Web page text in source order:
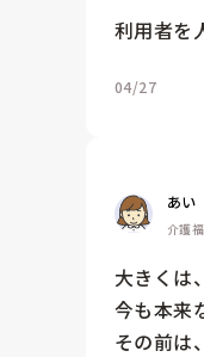
利用者を
04/27
あい
介護
大きくは
今も本来
その前は